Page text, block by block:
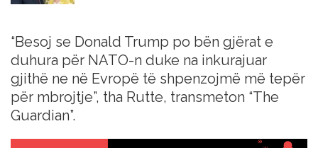
“Besoj se Donald Trump po bën gjërat e
duhura për NATO-n duke na inkurajuar
gjithë ne në Evropë të shpenzojmë më tepër
për mbrojtje”, tha Rutte, transmeton “The
Guardian”.